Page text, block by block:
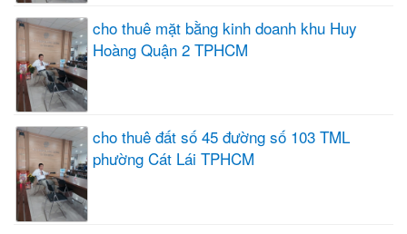
cho thuê mặt bằng kinh doanh khu Huy
Hoàng Quận 2 TPHCM
cho thuê đất số 45 đường số 103 TML
phường Cát Lái TPHCM